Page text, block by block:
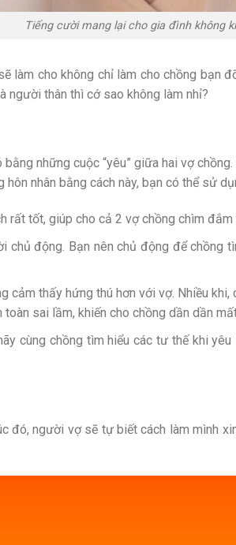
Tiếng cười mang lại cho gia đình không
làm cho không chỉ làm cho chồng bạn
người thân thì cớ sao không làm nhỉ?
những cuộc “yêu” giữa hai vợ
nhân bằng cách này, bạn có thể sử
tốt, giúp cho cả 2 vợ chồng chìm đắm
chủ động. Bạn nên chủ động để
cảm thấy hứng thú hơn với vợ. Nhiều
sai lầm, khiến cho chồng dần dần
cùng chồng tìm hiểu các tư thế khi
đó, người vợ sẽ tự biết cách làm mình